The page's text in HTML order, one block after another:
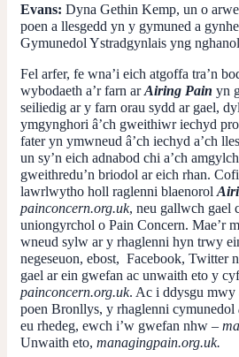
Evans: Dyna Gethin Kemp, un o
poen a llesgedd yn y gymuned a
Gymunedol Ystradgynlais yng
Fel arfer, fe wna’i eich atgoffa tra’n
wybodaeth a’r farn arAiring Pain yn
seiliedig ar y farn orau sydd ar gael,
ymgynghori â’ch gweithiwr iechyd
fater yn ymwneud â’ch iechyd a’ch
un sy’n eich adnabod chi a’ch
gweithredu’n briodol ar eich rhan.
lawrlwytho holl raglenni blaenorol
painconcern.org.uk, neu gallwch gael
uniongyrchol o Pain Concern. Mae’r
wneud sylw ar y rhaglenni hyn trwy
negeseuon, ebost, Facebook, Twitter
gael ar ein gwefan ac unwaith eto y
painconcern.org.uk. Ac i ddysgu mwy
poen Bronllys, y rhaglenni cymunedol
eu rhedeg, ewch i’w gwefan nhw –
Unwaith eto, managingpain.org.uk.